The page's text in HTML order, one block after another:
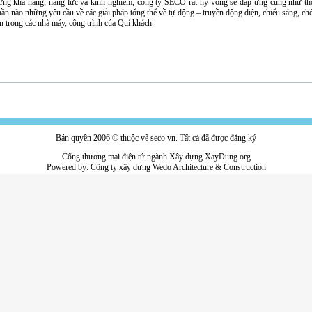
khả năng, năng lực và kinh nghiệm, công ty SECO rất hy vọng sẽ đáp ứng cũng như
nào những yêu cầu về các giải pháp tổng thể về tự động – truyền động điện, chiếu sáng,
trong các nhà máy, công trình của Quí khách.
Bản quyền 2006 © thuộc về seco.vn. Tất cả đã được đăng ký
Cổng thương mại điện tử ngành Xây dựng XayDung.org
Powered by: Công ty xây dựngWedo Architecture & Construction